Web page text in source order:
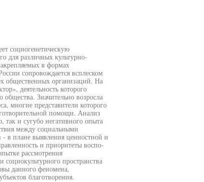
социогенетическую
для различных культурно-
в формах
сопровождается всплеском
общественных организаций. На
деятельность которого
Значительно возросла
многие представители которого
помощи. Анализ
так и сугубо негативного опыта
между социальными
в плане выявления ценностной и
и приоритеты воспо-
рассмотрения
пространства
данного феномена,
благотворения.